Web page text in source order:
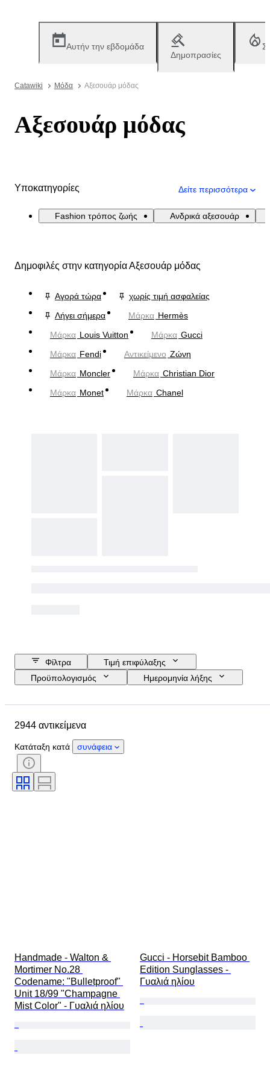
Αυτήν την εβδομάδα
Δημοπρασίες
Catawiki Μόδα Αξεσουάρ μόδας
Αξεσουάρ μόδας
Υποκατηγορίες Δείτε περισσότερα
Fashion τρόπος ζωής Ανδρικά αξεσουάρ
Δημοφιλές στην κατηγορία Αξεσουάρ μόδας
Αγορά τώρα
χωρίς τιμή ασφαλείας
Λήγει σήμερα
Μάρκα Hermès
Μάρκα Louis Vuitton Μάρκα Gucci
Μάρκα Fendi Αντικείμενο Ζώνη
Μάρκα Moncler Μάρκα Christian Dior
Μάρκα Monet Μάρκα Chanel
Φίλτρα
Τιμή επιφύλαξης
Προϋπολογισμός
Ημερομηνία λήξης
Country of origin
Κατάσταση
Λίθος
Πιστοποίηση
Λεπττότητα
Μέγεθος ρούχου
2944 αντικείμενα
Κατάταξη κατά συνάφεια
Handmade - Walton &
Mortimer No.28
Codename: "Bulletproof"
Unit 18/99 "Champagne
Mist Color" - Γυαλιά ηλίου
Gucci - Horsebit Bamboo
Edition Sunglasses -
Γυαλιά ηλίου